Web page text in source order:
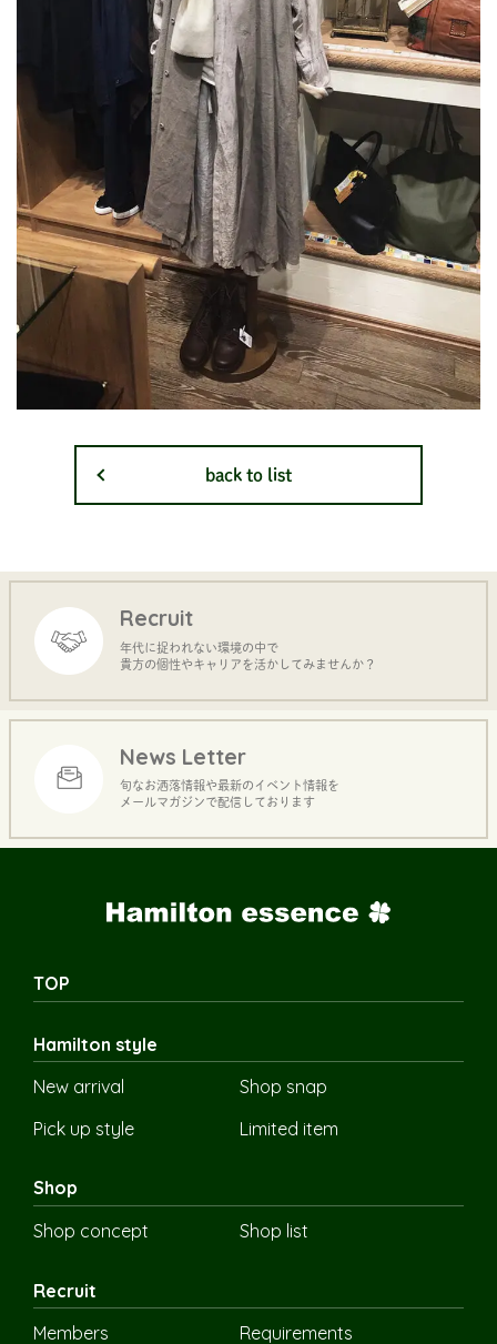
back to list
Recruit
年代に捉われない環境の中で
貴方の個性やキャリアを活かしてみませんか？
News Letter
旬なお洒落情報や最新のイベント情報を
メールマガジンで配信しております
TOP
Hamilton style
New arrival
Shop snap
Pick up style
Limited item
Shop
Shop concept
Shop list
Recruit
Members
Requirements